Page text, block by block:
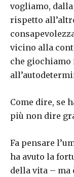
vogliamo, dalla
rispetto
vicino alla
che giochiamo
Come dire, se
più non dire
Fa pensare
ha avuto la
della vita – ma